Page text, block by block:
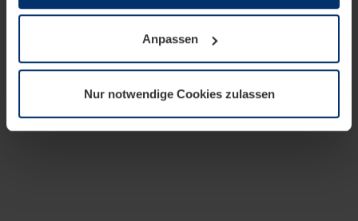
wenn diese für den Betrieb dieser Seite unbedingt
notwendig sind. Für alle anderen Cookie-Typen benötigen
wir Ihre Erlaubnis. Ihre Einwilligung können Sie jederzeit
Datenschutzerklärungunserer Website ändern oder
widerrufen.
Anpassen
Nur notwendige Cookies zulassen